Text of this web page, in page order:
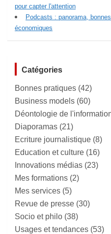
pour capter l'attention
Podcasts : panorama,
économiques
Catégories
Bonnes pratiques (42)
Business models (60)
Déontologie de
Diaporamas (21)
Ecriture journalistique (8)
Education et culture (16)
Innovations médias (23)
Mes formations (2)
Mes services (5)
Revue de presse (30)
Socio et philo (38)
Usages et tendances (53)